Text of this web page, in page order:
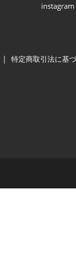
instagram
特定商取引法に基